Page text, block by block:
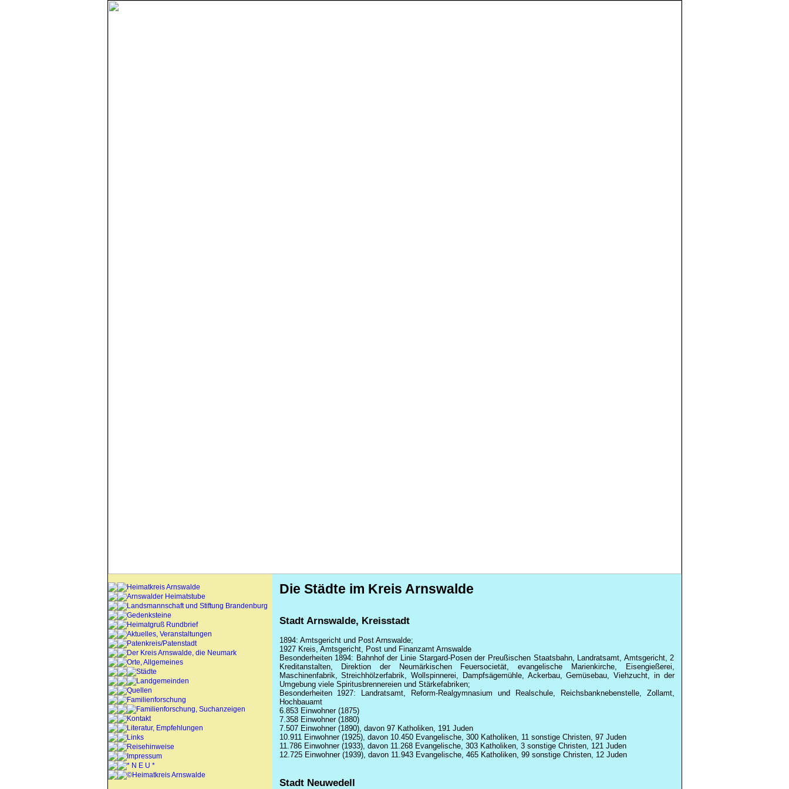
Heimatkreis Arnswalde
Arnswalder Heimatstube
Landsmannschaft und Stiftung Brandenburg
Gedenksteine
Heimatgruß Rundbrief
Aktuelles, Veranstaltungen
Patenkreis/Patenstadt
Der Kreis Arnswalde, die Neumark
Orte, Allgemeines
Städte
Landgemeinden
Quellen
Familienforschung
Familienforschung, Suchanzeigen
Kontakt
Literatur, Empfehlungen
Links
Reisehinweise
Impressum
* N E U *
©Heimatkreis Arnswalde
Die Städte im Kreis Arnswalde
Stadt Arnswalde, Kreisstadt
1894: Amtsgericht und Post Arnswalde;
1927 Kreis, Amtsgericht, Post und Finanzamt Arnswalde
Besonderheiten 1894: Bahnhof der Linie Stargard-Posen der Preußischen Staatsbahn, Landratsamt, Amtsgericht, 2
Kreditanstalten, Direktion der Neumärkischen Feuersocietät, evangelische Marienkirche, Eisengießerei,
Maschinenfabrik, Streichhölzerfabrik, Wollspinnerei, Dampfsägemühle, Ackerbau, Gemüsebau, Viehzucht, in der
Umgebung viele Spiritusbrennereien und Stärkefabriken;
Besonderheiten 1927: Landratsamt, Reform-Realgymnasium und Realschule, Reichsbanknebenstelle, Zollamt,
Hochbauamt
6.853 Einwohner (1875)
7.358 Einwohner (1880)
7.507 Einwohner (1890), davon 97 Katholiken, 191 Juden
10.911 Einwohner (1925), davon 10.450 Evangelische, 300 Katholiken, 11 sonstige Christen, 97 Juden
11.786 Einwohner (1933), davon 11.268 Evangelische, 303 Katholiken, 3 sonstige Christen, 121 Juden
12.725 Einwohner (1939), davon 11.943 Evangelische, 465 Katholiken, 99 sonstige Christen, 12 Juden
Stadt Neuwedell